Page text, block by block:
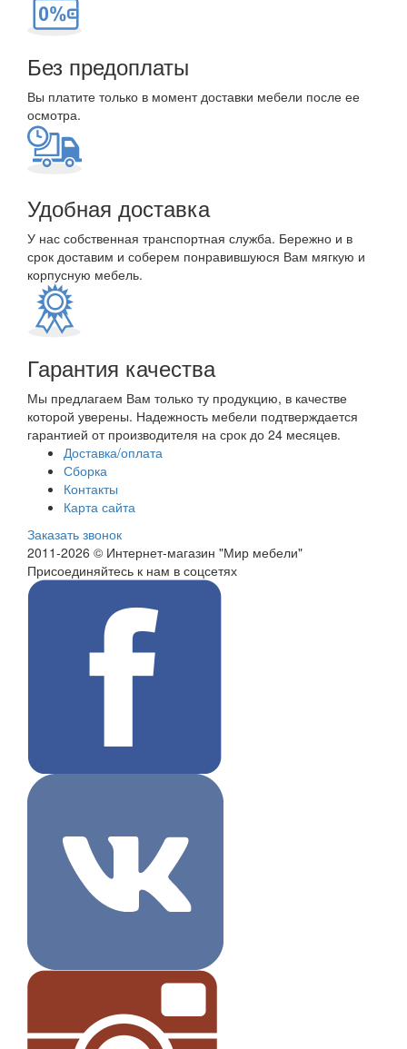
Без предоплаты
Вы платите только в момент доставки мебели после ее
осмотра.
Удобная доставка
У нас собственная транспортная служба. Бережно и в
срок доставим и соберем понравившуюся Вам мягкую и
корпусную мебель.
Гарантия качества
Мы предлагаем Вам только ту продукцию, в качестве
которой уверены. Надежность мебели подтверждается
гарантией от производителя на срок до 24 месяцев.
Доставка/оплата
Сборка
Контакты
Карта сайта
Заказать звонок
2011-2026 © Интернет-магазин "Мир мебели"
Присоединяйтесь к нам в соцсетях